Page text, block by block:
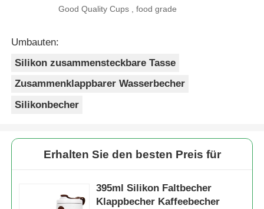
Good Quality Cups , food grade
Umbauten:
Silikon zusammensteckbare Tasse
Zusammenklappbarer Wasserbecher
Silikonbecher
Erhalten Sie den besten Preis für
395ml Silikon Faltbecher
Klappbecher Kaffeebecher